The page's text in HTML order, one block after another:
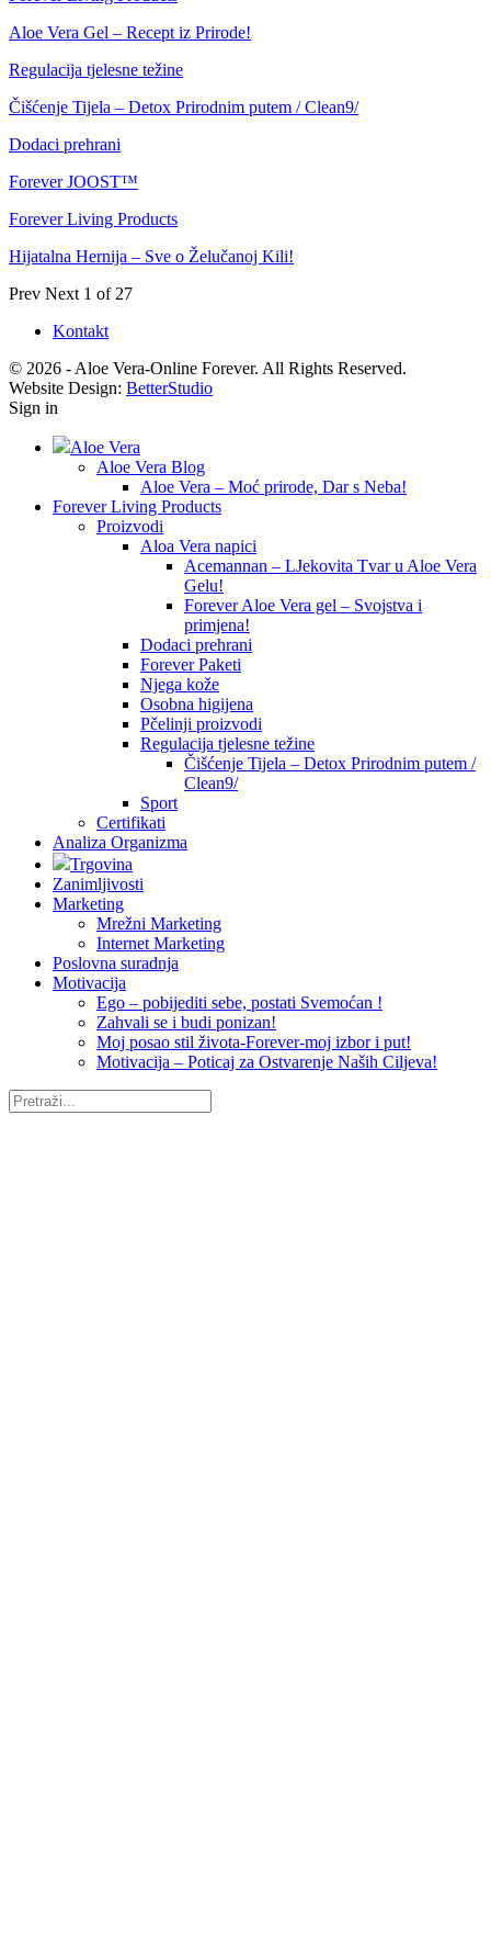
Aloe Vera Gel – Recept iz Prirode!
Regulacija tjelesne težine
Čišćenje Tijela – Detox Prirodnim putem / Clean9/
Dodaci prehrani
Forever JOOST™
Forever Living Products
Hijatalna Hernija – Sve o Želučanoj Kili!
Prev Next 1 of 27
Kontakt
© 2026 - Aloe Vera-Online Forever. All Rights Reserved.
Website Design: BetterStudio
Sign in
Aloe Vera
Aloe Vera Blog
Aloe Vera – Moć prirode, Dar s Neba!
Forever Living Products
Proizvodi
Aloa Vera napici
Acemannan – LJekovita Tvar u Aloe Vera
Gelu!
Forever Aloe Vera gel – Svojstva i
primjena!
Dodaci prehrani
Forever Paketi
Njega kože
Osobna higijena
Pčelinji proizvodi
Regulacija tjelesne težine
Čišćenje Tijela – Detox Prirodnim putem /
Clean9/
Sport
Certifikati
Analiza Organizma
Trgovina
Zanimljivosti
Marketing
Mrežni Marketing
Internet Marketing
Poslovna suradnja
Motivacija
Ego – pobijediti sebe, postati Svemoćan !
Zahvali se i budi ponizan!
Moj posao stil života-Forever-moj izbor i put!
Motivacija – Poticaj za Ostvarenje Naših Ciljeva!